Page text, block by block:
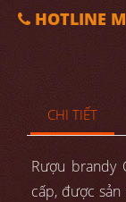
HOTLINE
CHI TIẾT
Rượu brandy
cấp, được